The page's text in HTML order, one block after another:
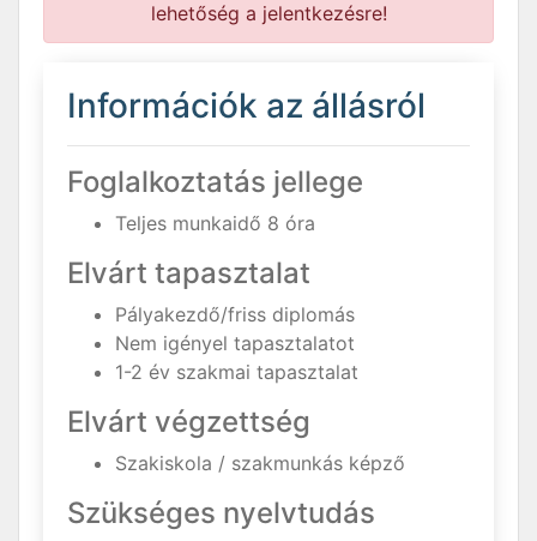
lehetőség a jelentkezésre!
Információk az állásról
Foglalkoztatás jellege
Teljes munkaidő 8 óra
Elvárt tapasztalat
Pályakezdő/friss diplomás
Nem igényel tapasztalatot
1-2 év szakmai tapasztalat
Elvárt végzettség
Szakiskola / szakmunkás képző
Szükséges nyelvtudás